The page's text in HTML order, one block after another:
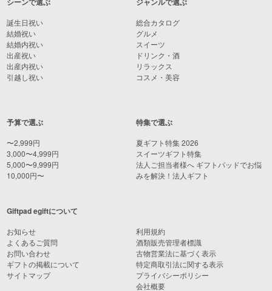
誕生日祝い
結婚祝い
結婚内祝い
出産祝い
出産内祝い
引越し祝い
予算で選ぶ
〜2,999円
3,000〜4,999円
5,000〜9,999円
10,000円〜
総合カタログ
グルメ
スイーツ
ドリンク・酒
リラックス
コスメ・美容
特集で選ぶ
夏ギフト特集 2026
スイーツギフト特集
法人ご担当者様へ ギフトパッドでお悩
みを解決！法人ギフト
Giftpad egiftについて
お知らせ
よくあるご質問
お問い合わせ
ギフトの掲載について
サイトマップ
利用規約
酒類販売管理者標識
古物営業法に基づく表示
特定商取引法に関する表示
プライバシーポリシー
会社概要